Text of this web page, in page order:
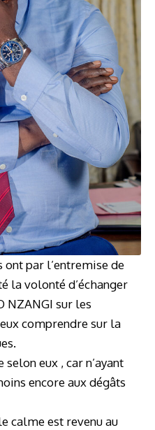
ont par l’entremise de
la volonté d’échanger
NZANGI sur les
comprendre sur la
eux , car n’ayant
encore aux dégâts
calme est revenu au